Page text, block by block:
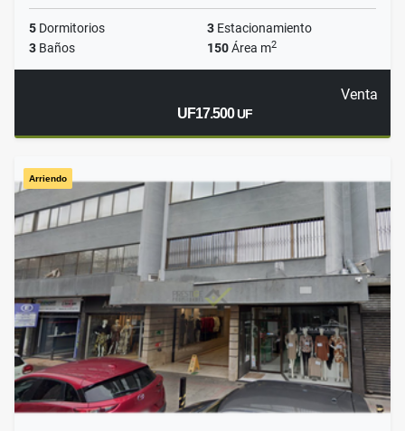
5 Dormitorios 3 Estacionamiento
3 Baños 150Área m2
Venta
UF17.500UF
Arriendo